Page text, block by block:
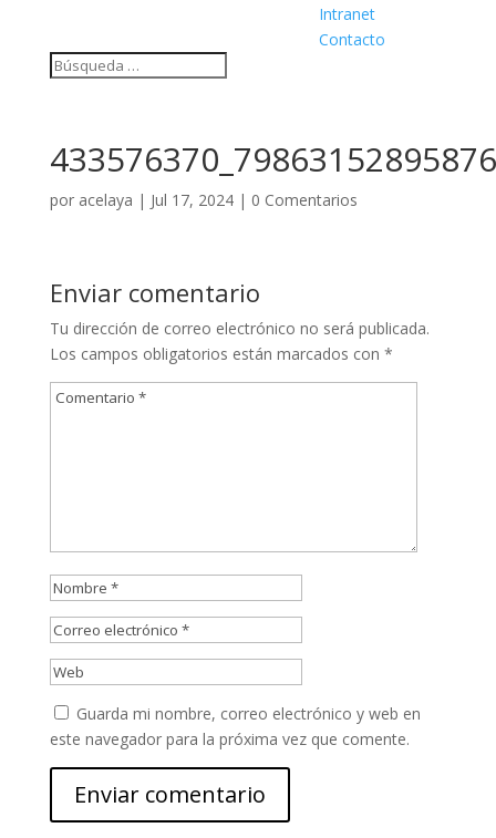
Intranet
Contacto
por acelaya | Jul 17, 2024| 0 Comentarios
Enviar comentario
Tu dirección de correo electrónico no será publicada.
Los campos obligatorios están marcados con *
Guarda mi nombre, correo electrónico y web en
este navegador para la próxima vez que comente.